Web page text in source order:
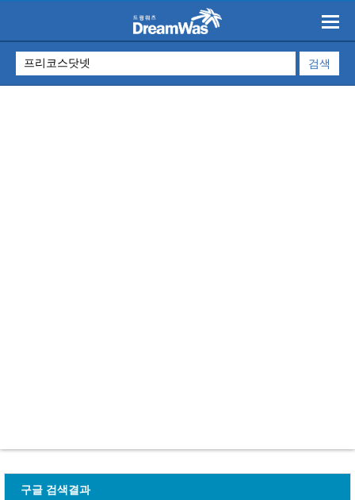
구글 검색결과